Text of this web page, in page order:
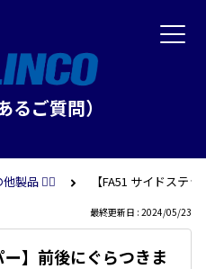
るご質問）
他製品 🏋️‍♂️ 【FA51 サイドステ
最終更新日 : 2024/05/23
ー】前後にぐらつきま